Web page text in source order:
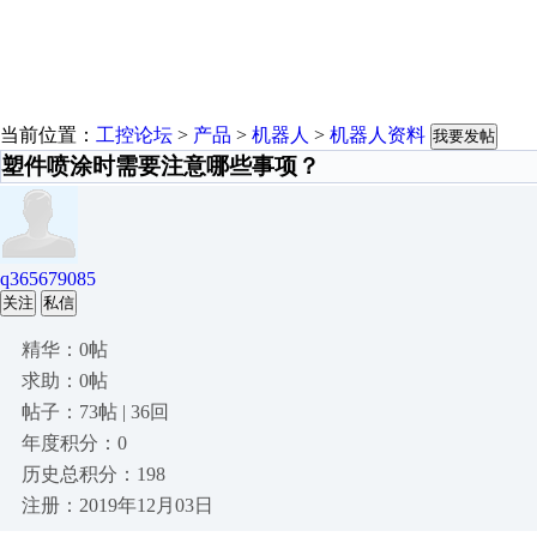
当前位置： 工控论坛 > 产品 > 机器人 > 机器人资料 我要发帖
塑件喷涂时需要注意哪些事项？
q365679085
关注 私信
精华：0帖
求助：0帖
帖子：73帖 | 36回
年度积分：0
历史总积分：198
注册：2019年12月03日